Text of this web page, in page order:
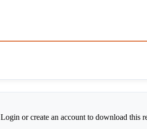
Login or create an account to download this